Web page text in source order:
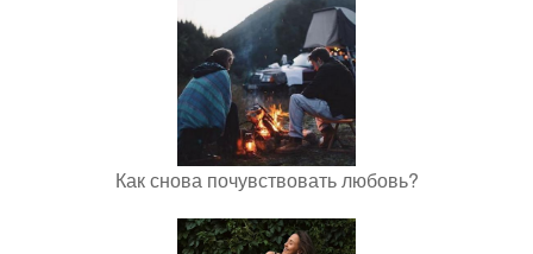
Как снова почувствовать любовь?